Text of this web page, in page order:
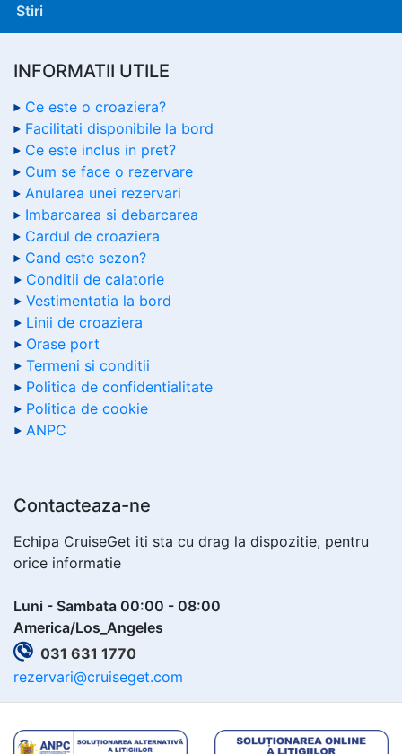
Stiri
INFORMATII UTILE
Ce este o croaziera?
Facilitati disponibile la bord
Ce este inclus in pret?
Cum se face o rezervare
Anularea unei rezervari
Imbarcarea si debarcarea
Cardul de croaziera
Cand este sezon?
Conditii de calatorie
Vestimentatia la bord
Linii de croaziera
Orase port
Termeni si conditii
Politica de confidentialitate
Politica de cookie
ANPC
Contacteaza-ne
Echipa CruiseGet iti sta cu drag la dispozitie, pentru
orice informatie
Luni - Sambata 00:00 - 08:00
America/Los_Angeles
031 631 1770
rezervari@cruiseget.com